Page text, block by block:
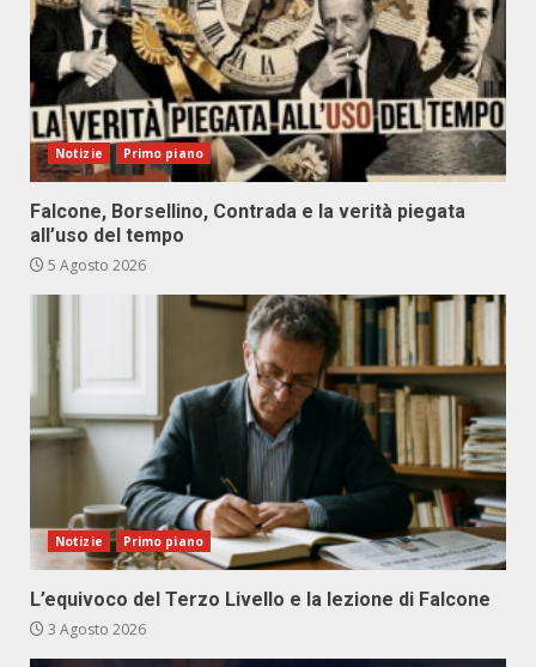
Notizie Primo piano
Falcone, Borsellino, Contrada e la verità piegata
all’uso del tempo
5 Agosto 2026
Notizie Primo piano
L’equivoco del Terzo Livello e la lezione di Falcone
3 Agosto 2026